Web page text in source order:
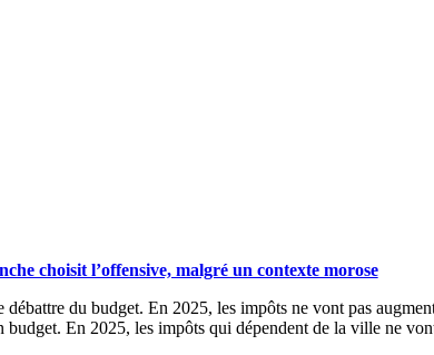
choisit l’offensive, malgré un contexte morose
débattre du budget. En 2025, les impôts ne vont pas
budget. En 2025, les impôts qui dépendent de la ville ne